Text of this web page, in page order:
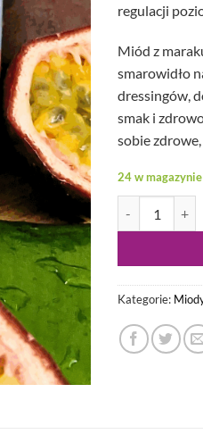
regulacji
Miód z
smarowidło
dressingów,
smak i
sobie
24 w magazynie
Kategorie: